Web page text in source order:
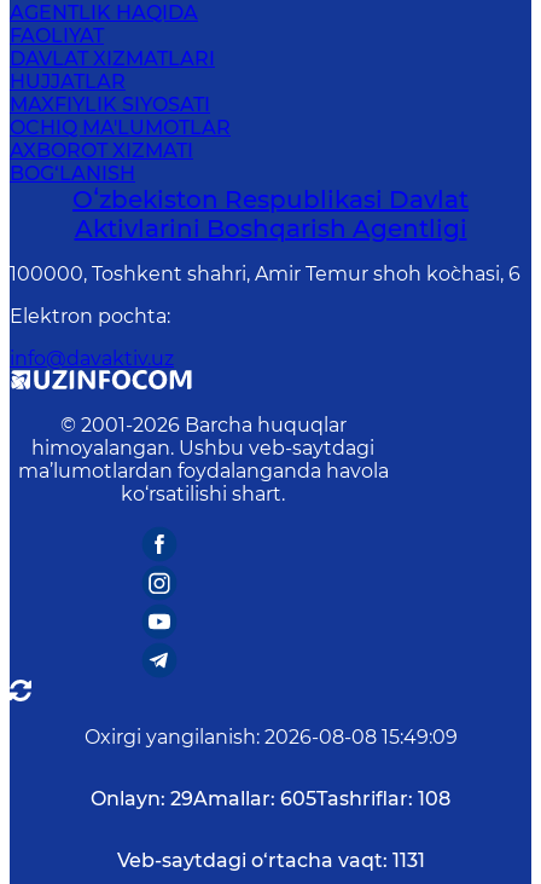
AGENTLIK HAQIDA
FAOLIYAT
DAVLAT XIZMATLARI
HUJJATLAR
MAXFIYLIK SIYOSATI
OCHIQ MA'LUMOTLAR
AXBOROT XIZMATI
BOG‘LANISH
Oʻzbekiston Respublikasi Davlat
Aktivlarini Boshqarish Agentligi
100000, Toshkent shahri, Amir Temur shoh ko`chasi, 6
Elektron pochta:
info@davaktiv.uz
© 2001-2026 Barcha huquqlar
himoyalangan. Ushbu veb-saytdagi
ma’lumotlardan foydalanganda havola
ko‘rsatilishi shart.
Oxirgi yangilanish: 2026-08-08 15:49:09
Onlayn: 29Amallar: 605Tashriflar: 108
Veb-saytdagi o‘rtacha vaqt: 1131